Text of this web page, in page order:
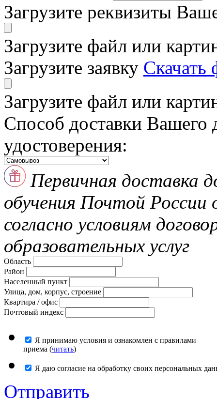
Загрузите реквизиты
Загрузите файл или
Загрузите заявку Скачать
Загрузите файл или
Способ доставки Вашего
удостоверения:
Первичная доставка
обучения Почтой России
согласно условиям
образовательных услуг
Область
Район
Населенный пункт
Улица, дом, корпус, строение
Квартира / офис
Почтовый индекс
Я принимаю условия и ознакомлен с правилами
приема (читать)
Я даю согласие на обработку своих персональных
Отправить